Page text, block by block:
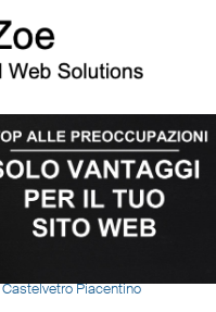
Castelvetro Piacentino